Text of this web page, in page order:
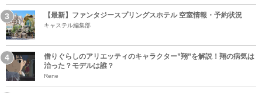
【最新】ファンタジースプリングスホテル 空室情報・予約状況
キャステル編集部
借りぐらしのアリエッティのキャラクター”翔”を解説！翔の病気は
治った？モデルは誰？
Rene